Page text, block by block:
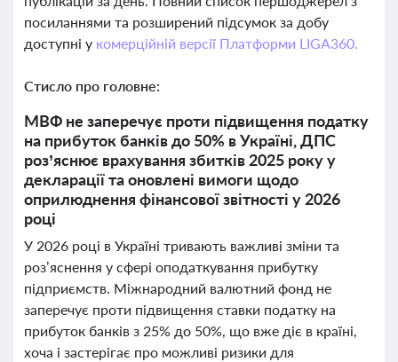
посиланнями та розширений підсумок за добу
доступні у комерційній версії Платформи LIGA360.
Стисло про головне:
МВФ не заперечує проти підвищення податку
на прибуток банків до 50% в Україні, ДПС
роз’яснює врахування збитків 2025 року у
декларації та оновлені вимоги щодо
оприлюднення фінансової звітності у 2026
році
У 2026 році в Україні тривають важливі зміни та
роз’яснення у сфері оподаткування прибутку
підприємств. Міжнародний валютний фонд не
заперечує проти підвищення ставки податку на
прибуток банків з 25% до 50%, що вже діє в країні,
хоча і застерігає про можливі ризики для